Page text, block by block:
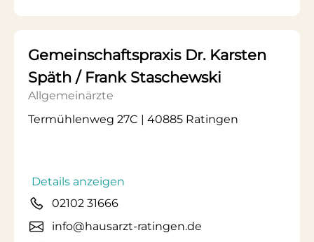
Gemeinschaftspraxis Dr. Karsten
Späth / Frank Staschewski
Allgemeinärzte
Termühlenweg 27C | 40885 Ratingen
Details anzeigen
02102 31666
info@hausarzt-ratingen.de